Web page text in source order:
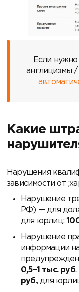
Если
англицизмы /
Какие
Нарушения
зависимости от
Нарушение
РФ) — для
для юрлиц:
Нарушение
информации
0,5–1 тыс.руб
руб., для